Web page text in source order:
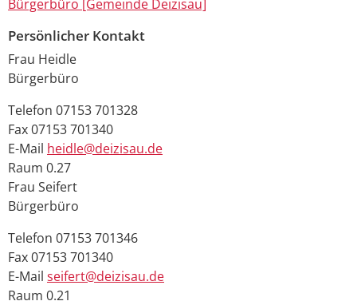
Bürgerbüro [Gemeinde Deizisau]
Persönlicher Kontakt
Frau Heidle
Bürgerbüro
Telefon 07153 701328
Fax07153 701340
E-Mail heidle@deizisau.de
Raum 0.27
Frau Seifert
Bürgerbüro
Telefon 07153 701346
Fax07153 701340
E-Mail seifert@deizisau.de
Raum 0.21